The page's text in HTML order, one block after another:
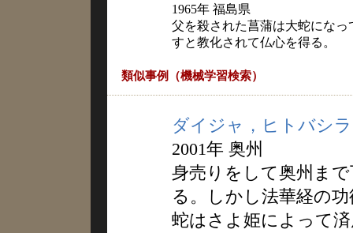
1965年 福島県
父を殺された菖蒲は大蛇にな
すと教化されて仏心を得る。
類似事例（機械学習検索）
ダイジャ，ヒトバシラ
2001年 奥州
身売りをして奥州ま
る。しかし法華経の
蛇はさよ姫によって